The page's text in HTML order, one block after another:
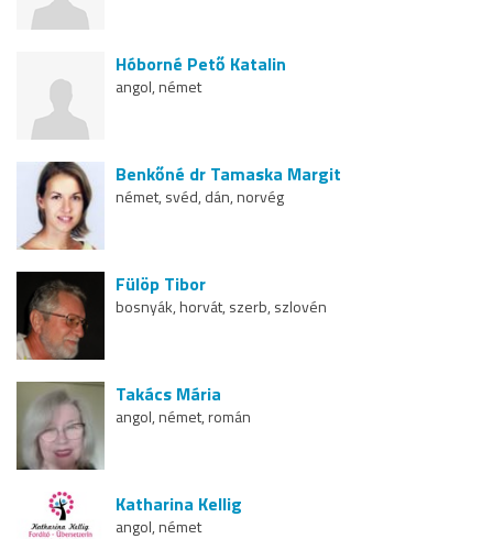
Hóborné Pető Katalin
angol, német
Benkőné dr Tamaska Margit
német, svéd, dán, norvég
Fülöp Tibor
bosnyák, horvát, szerb, szlovén
Takács Mária
angol, német, román
Katharina Kellig
angol, német